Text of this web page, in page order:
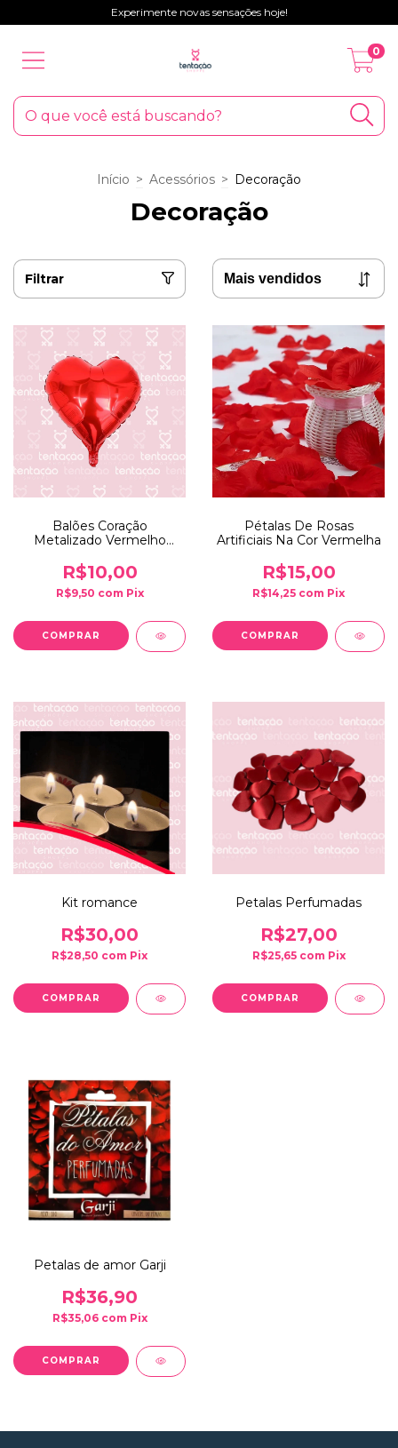
Experimente novas sensações hoje!
0
Início > Acessórios > Decoração
Decoração
Filtrar
Balões Coração
Metalizado Vermelho
R$10,00
R$9,50 com Pix
Pétalas De Rosas
Artificiais Na Cor Vermelha
R$15,00
R$14,25 com Pix
Kit romance
R$30,00
R$28,50 com Pix
Petalas Perfumadas
R$27,00
R$25,65 com Pix
Petalas de amor Garji
R$36,90
R$35,06 com Pix